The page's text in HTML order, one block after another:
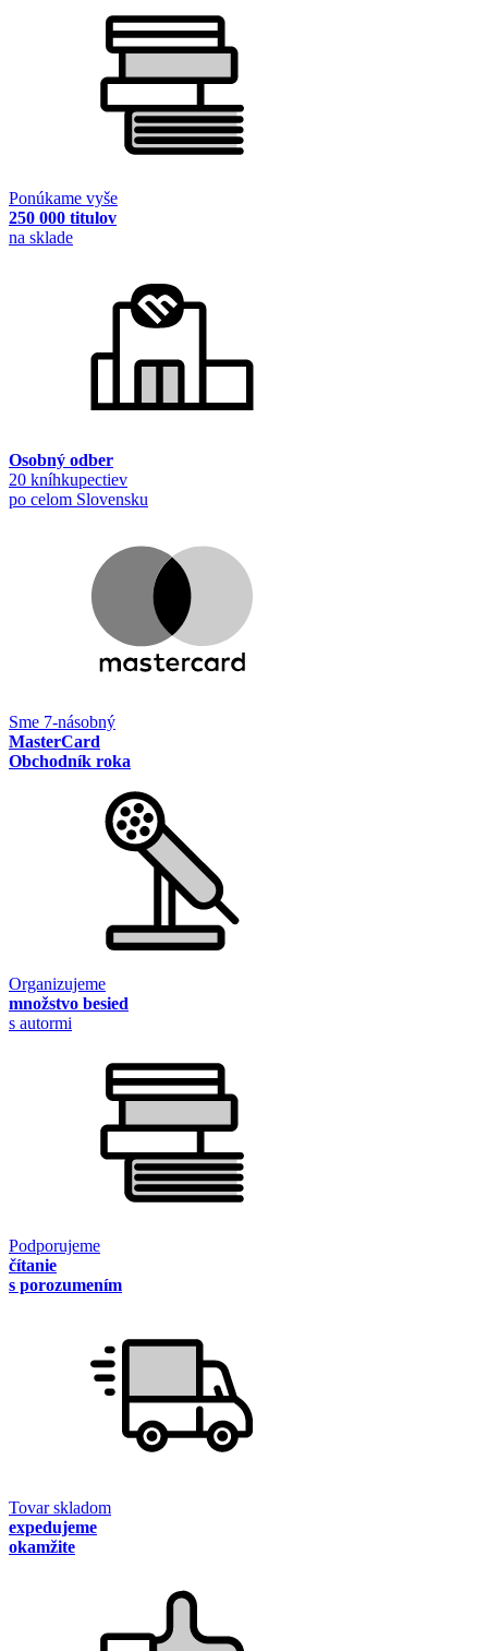
Ponúkame vyše
250 000 titulov
na sklade
Osobný odber
20 kníhkupectiev
po celom Slovensku
Sme 7-násobný
MasterCard
Obchodník roka
Organizujeme
množstvo besied
s autormi
Podporujeme
čítanie
s porozumením
Tovar skladom
expedujeme
okamžite